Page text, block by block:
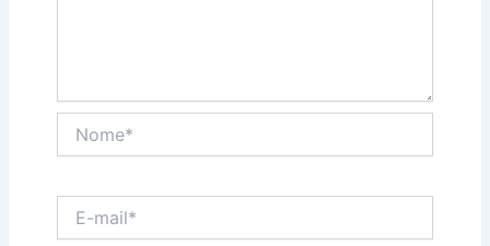
mail*